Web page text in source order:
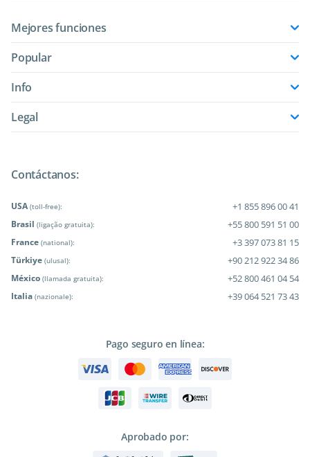
Mejores funciones
Popular
Info
Legal
Contáctanos:
USA (toll-free): +1 855 896 00 41
Brasil (ligação gratuita): +55 800 591 51 00
France (national): +3 397 073 81 15
Türkiye (ulusal): +90 212 922 34 86
México (llamada gratuita): +52 800 461 04 54
Italia (nazionale): +39 064 521 73 43
Pago seguro en línea:
Aprobado por: